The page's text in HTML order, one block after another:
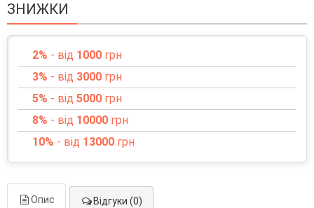
ЗНИЖКИ
2% - від 1000 грн
3% - від 3000 грн
5% - від 5000 грн
8% - від 10000 грн
10% - від 13000 грн
Опис Відгуки (0)